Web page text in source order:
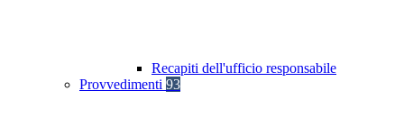
Recapiti dell'ufficio responsabile
Provvedimenti 93